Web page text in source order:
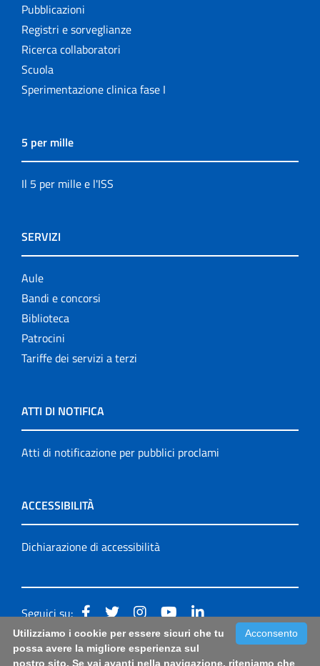
Pubblicazioni
Registri e sorveglianze
Ricerca collaboratori
Scuola
Sperimentazione clinica fase I
5 per mille
Il 5 per mille e l'ISS
SERVIZI
Aule
Bandi e concorsi
Biblioteca
Patrocini
Tariffe dei servizi a terzi
ATTI DI NOTIFICA
Atti di notificazione per pubblici proclami
ACCESSIBILITÀ
Dichiarazione di accessibilità
Seguici su:
Accessibilità: form di segnalazione di prima istanza per
Acconsento
Utilizziamo i cookie per essere sicuri che tu
possa avere la migliore esperienza sul
nostro sito. Se vai avanti nella navigazione, riteniamo che